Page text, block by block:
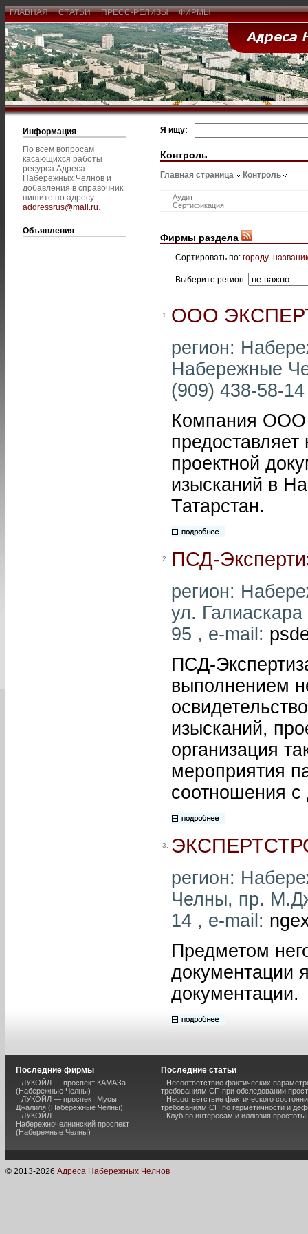
ГЛАВНАЯ СТАТЬИ ПРЕСС-РЕЛИЗЫ ФИРМЫ
Информация
По всем вопросам
касающихся работы
ресурса Адреса
Набережных Челнов и
добавления в справочник
пишите по адресу
addressrus@mail.ru.
Объявления
Я ищу:
Контроль
Главная страница Контроль
Аудит
Сертификация
Фирмы раздела
Сортировать по: городу
Выберите регион:
1. ООО
регион:
Набережные
(909) 438-58-
Компания
предоставляет
проектной
изысканий в
Татарстан.
2. ПСД-
регион:
ул.
95 , e-mail:
ПСД-
выполнением
изысканий,
организация
мероприятия
соотношения с
3.
регион:
Челны, пр.
14 , e-mail:
Предметом
документации
документации.
Последние фирмы
ЛУКОЙЛ — проспект КАМАЗа
(Набережные Челны)
ЛУКОЙЛ — проспект Мусы
Джалиля (Набережные Челны)
ЛУКОЙЛ —
Набережночелнинский проспект
(Набережные Челны)
Последние статьи
Несоответствие фактических
требованиям СП при обследовании
Несоответствие фактического
требованиям СП по герметичности и
Клуб по интересам и иллюзия простоты
© 2013-2026 Адреса Набережных Челнов